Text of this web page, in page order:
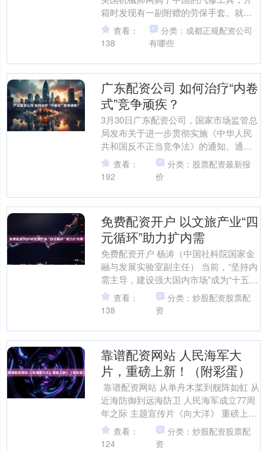
箱时发现有一副附赠的劳保手套。就是
那种普普通通，但干活时绝对有用的手
套。这广州配资公司副来自....
查看：
138
分类：成都正规配资公司
有哪些
广东配资公司 如何治疗“内卷
式”竞争顽疾？
3月30日广东配资公司，国家市场监管总
局发布关于进一步贯彻实施《中华人民
共和国反不正当竞争法》的通知。通知
要求，综合运用各类反不正当竞争措
施，着力防治平台经济、....
查看：
192
分类：股票配资最新报
价
免费配资开户 以文旅产业“四
元循环”助力扩内需
免费配资开户 杨涛（中国社科院国家金
融与发展实验室副主任） 当前，“坚持内
需主导，建设强大国内市场”成为“十五
五”期间经济工作的重要抓手。其中，
2026年政府工....
查看：
138
分类：炒股配资股票配
资
靠谱配资网站 人民海军大
片，重磅上新！（附彩蛋）
‍‍ 靠谱配资网站 从单舟木桨到舰阵如虹 从
近海防御到远海防卫 人民海军成立77周
年之际 主题宣传片《向大洋》 重磅上
新！ 点击观看↓（片尾有彩蛋） 77年风
雨....
查看：
124
分类：炒股配资股票配
资